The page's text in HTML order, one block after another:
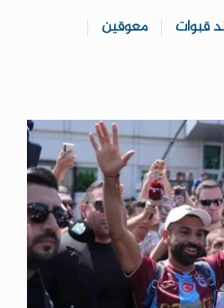
قبوات معوقين